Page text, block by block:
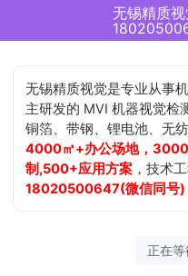
无锡精质视觉是专业从事
主研发的 MVI 机器视觉检
铜箔、带钢、锂电池、无
4000㎡+办公场地，
制,500+应用方案 ，技术
18020500647(微信同号)
正在